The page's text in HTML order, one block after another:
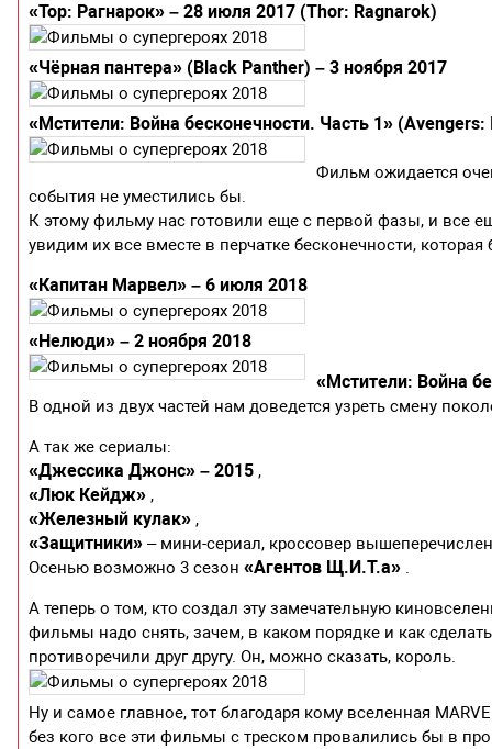
«Тор: Рагнарок» – 28 июля 2017 (Thor: Ragnarok)
«Чёрная пантера» (Black Panther) – 3 ноября 2017
«Мстители: Война бесконечности. Часть 1»
Фильм ожидается
события не уместились бы.
К этому фильму нас готовили еще с первой фазы, и все
увидим их все вместе в перчатке бесконечности,
«Капитан Марвел» – 6 июля 2018
«Нелюди» – 2 ноября 2018
«Мстители: Война
В одной из двух частей нам доведется узреть смену
А так же сериалы:
«Джессика Джонс» – 2015 ,
«Люк Кейдж» ,
«Железный кулак» ,
«Защитники» – мини-сериал, кроссовер
Осенью возможно 3 сезон«Агентов Щ.И.Т.а» .
А теперь о том, кто создал эту замечательную
фильмы надо снять, зачем, в каком порядке и как
противоречили друг другу. Он, можно сказать, король.
Ну и самое главное, тот благодаря кому вселенная
без кого все эти фильмы с треском провалились бы в